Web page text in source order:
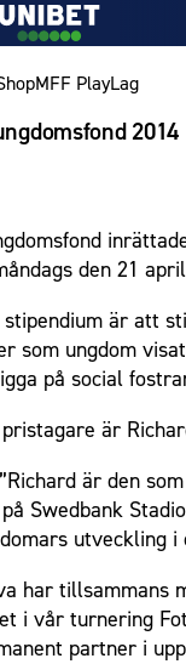
MFF PlayLag
FF
1910 Event
– en match för
2014
den 21
är att
som ungdom
på social
är
är den
Swedbank
utveckling i
har tillsammans
i vår turnering
partner i